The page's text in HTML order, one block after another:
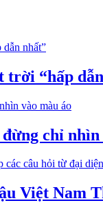
trời “hấp
chỉ nhìn
Việt Nam